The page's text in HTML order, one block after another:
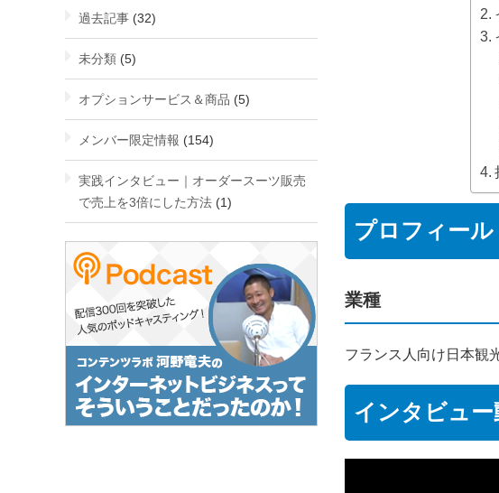
プロフィール
業種
フランス人向け日本観
インタビュー
過去記事 (32)
未分類 (5)
オプションサービス＆商品 (5)
メンバー限定情報 (154)
実践インタビュー｜オーダースーツ販売
で売上を3倍にした方法 (1)